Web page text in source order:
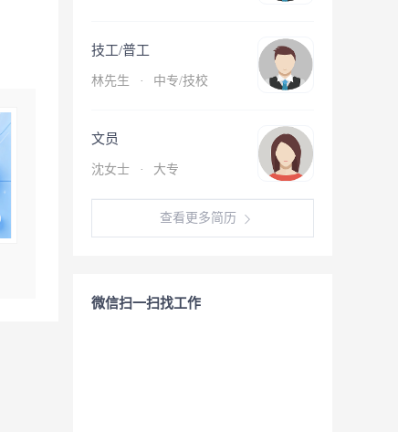
技工/普工
林先生 · 中专/技校
文员
沈女士 · 大专
查看更多简历
微信扫一扫找工作